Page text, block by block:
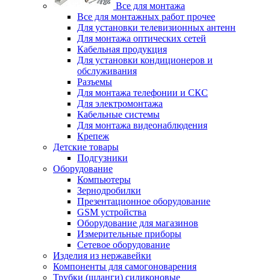
Все для монтажа
Все для монтажных работ прочее
Для установки телевизионных антенн
Для монтажа оптических сетей
Кабельная продукция
Для установки кондиционеров и
обслуживания
Разъемы
Для монтажа телефонии и СКС
Для электромонтажа
Кабельные системы
Для монтажа видеонаблюдения
Крепеж
Детские товары
Подгузники
Оборудование
Компьютеры
Зернодробилки
Презентационное оборудование
GSM устройства
Оборудование для магазинов
Измерительные приборы
Сетевое оборудование
Изделия из нержавейки
Компоненты для самогоноварения
Трубки (шланги) силиконовые